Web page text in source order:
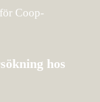
Coop-
hos